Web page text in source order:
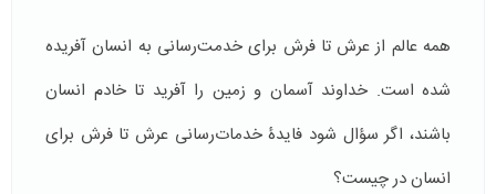
همه عالم از عرش تا فرش برای خدمت‌رسانی به انسان آفریده
شده است. خداوند آسمان و زمین را آفرید تا خادم انسان
باشند، اگر سؤال شود فایدۀ خدمات‌رسانی عرش تا فرش برای
انسان در چیست؟